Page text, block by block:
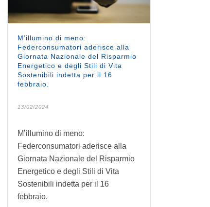
M’illumino di meno:
Federconsumatori aderisce alla
Giornata Nazionale del Risparmio
Energetico e degli Stili di Vita
Sostenibili indetta per il 16
febbraio.
13/02/2024
M’illumino di meno:
Federconsumatori aderisce alla
Giornata Nazionale del Risparmio
Energetico e degli Stili di Vita
Sostenibili indetta per il 16
febbraio.